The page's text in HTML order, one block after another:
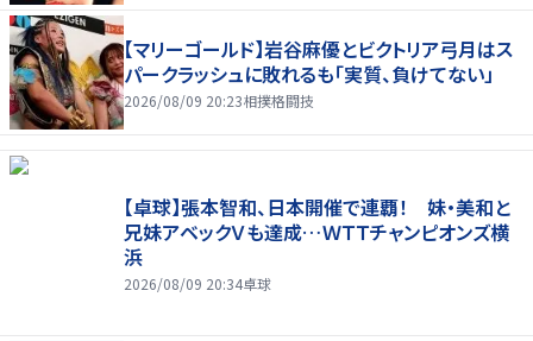
【マリーゴールド】岩谷麻優とビクトリア弓月はス
パークラッシュに敗れるも「実質、負けてない」
2026/08/09 20:23相撲格闘技
【卓球】張本智和、日本開催で連覇！ 妹・美和と
兄妹アベックＶも達成…ＷＴＴチャンピオンズ横
浜
2026/08/09 20:34卓球